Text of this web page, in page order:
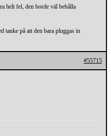
helt fel, den borde väl behålla
tanke på att den bara pluggas in
#55715